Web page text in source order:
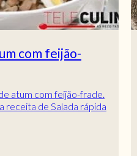
com feijão-
atum com feijão-frade.
receita de Salada rápida